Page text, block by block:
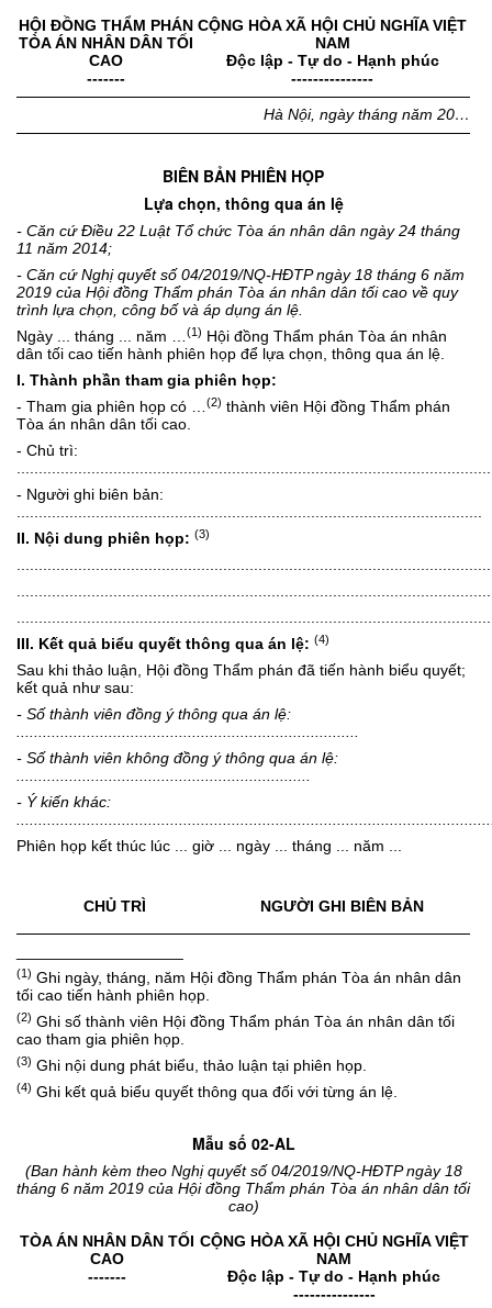
HỘI ĐỒNG THẨM PHÁN
TÒA ÁN NHÂN DÂN TỐI
CAO
-------
CỘNG HÒA XÃ HỘI CHỦ NGHĨA VIỆT
NAM
Độc lập - Tự do - Hạnh phúc
---------------
Hà Nội, ngày tháng năm 20…
BIÊN BẢN PHIÊN HỌP
Lựa chọn, thông qua án lệ
- Căn cứ Điều 22 Luật Tổ chức Tòa án nhân dân ngày 24 tháng
11 năm 2014;
- Căn cứ Nghị quyết số 04/2019/NQ-HĐTP ngày 18 tháng 6 năm
2019 của Hội đồng Thẩm phán Tòa án nhân dân tối cao về quy
trình lựa chọn, công bố và áp dụng án lệ.
Ngày ... tháng ... năm …
(1) Hội đồng Thẩm phán Tòa án nhân
dân tối cao tiến hành phiên họp để lựa chọn, thông qua án lệ.
I. Thành phần tham gia phiên họp:
- Tham gia phiên họp có …
(2) thành viên Hội đồng Thẩm phán
Tòa án nhân dân tối cao.
- Chủ trì:
- Người ghi biên bản:
II. Nội dung phiên họp: (3)
III. Kết quả biểu quyết thông qua án lệ: (4)
Sau khi thảo luận, Hội đồng Thẩm phán đã tiến hành biểu quyết;
kết quả như sau:
- Số thành viên đồng ý thông qua án lệ:
- Số thành viên không đồng ý thông qua án lệ:
- Ý kiến khác:
Phiên họp kết thúc lúc ... giờ ... ngày ... tháng ... năm ...
CHỦ TRÌ NGƯỜI GHI BIÊN BẢN
(1) Ghi ngày, tháng, năm Hội đồng Thẩm phán Tòa án nhân dân
tối cao tiến hành phiên họp.
(2) Ghi số thành viên Hội đồng Thẩm phán Tòa án nhân dân tối
cao tham gia phiên họp.
(3) Ghi nội dung phát biểu, thảo luận tại phiên họp.
(4) Ghi kết quả biểu quyết thông qua đối với từng án lệ.
Mẫu số 02-AL
(Ban hành kèm theo Nghị quyết số 04/2019/NQ-HĐTP ngày 18
tháng 6 năm 2019 của Hội đồng Thẩm phán Tòa án nhân dân tối
cao)
TÒA ÁN NHÂN DÂN TỐI
CAO
-------
CỘNG HÒA XÃ HỘI CHỦ NGHĨA VIỆT
NAM
Độc lập - Tự do - Hạnh phúc
---------------